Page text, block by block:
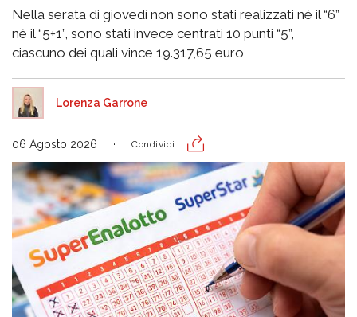
Nella serata di giovedì non sono stati realizzati né il “6”
né il “5+1”, sono stati invece centrati 10 punti “5”,
ciascuno dei quali vince 19.317,65 euro
Lorenza Garrone
06 Agosto 2026 Condividi